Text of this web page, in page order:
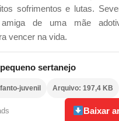
sofrimentos e lutas.
de uma mãe
vencer na vida.
sertanejo
juvenil Arquivo: 197,4 KB
Baixar